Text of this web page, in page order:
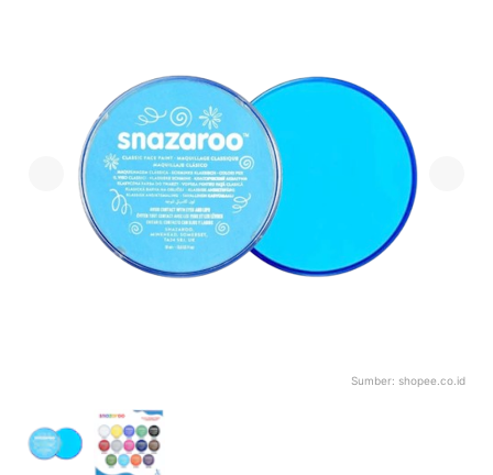
Sumber: shopee.co.id